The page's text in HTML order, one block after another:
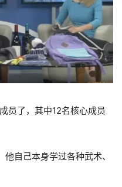
员了，其中12名核心成员
自己本身学过各种武术、